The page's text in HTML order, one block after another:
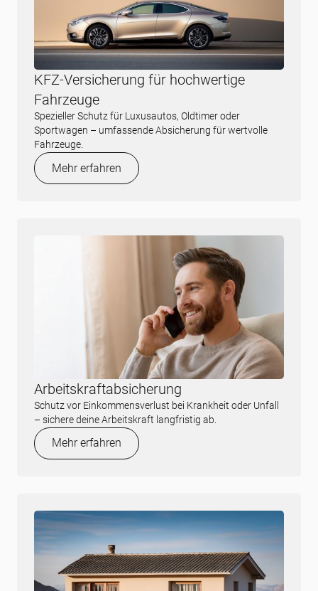
KFZ-Versicherung für hochwertige
Fahrzeuge
Spezieller Schutz für Luxusautos, Oldtimer oder
Sportwagen – umfassende Absicherung für wertvolle
Fahrzeuge.
Mehr erfahren
Arbeitskraftabsicherung
Schutz vor Einkommensverlust bei Krankheit oder Unfall
– sichere deine Arbeitskraft langfristig ab.
Mehr erfahren